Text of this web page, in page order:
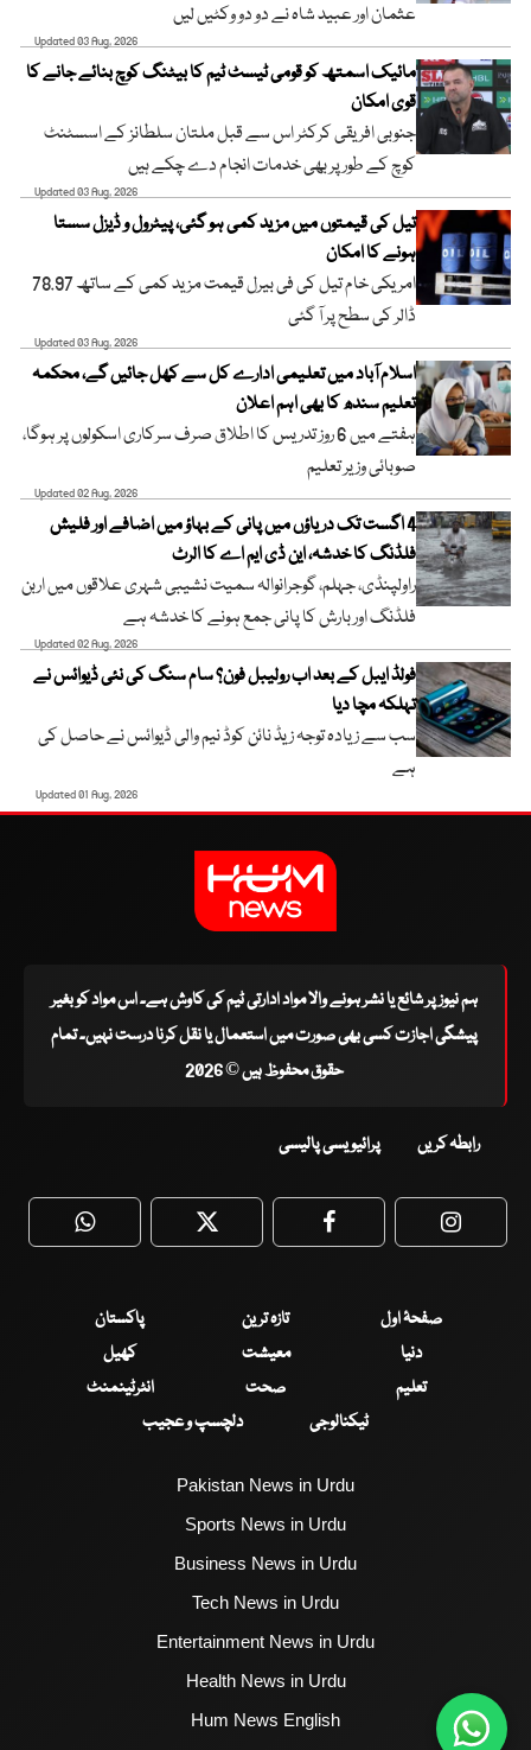
عثمان اور عبید شاہ نے دو دو وکٹیں لیں
Updated 03 Aug, 2026
مائیک اسمتھ کو قومی ٹیسٹ ٹیم کا بیٹنگ کوچ بنائے جانے کا
قوی امکان
جنوبی افریقی کرکٹر اس سے قبل ملتان سلطانز کے اسسٹنٹ
کوچ کے طور پر بھی خدمات انجام دے چکے ہیں
Updated 03 Aug, 2026
تیل کی قیمتوں میں مزید کمی ہو گئی، پیٹرول و ڈیزل سستا
ہونے کا امکان
امریکی خام تیل کی فی بیرل قیمت مزید کمی کے ساتھ 78.97
ڈالر کی سطح پر آ گئی
Updated 03 Aug, 2026
اسلام آباد میں تعلیمی ادارے کل سے کھل جائیں گے، محکمہ
تعلیم سندھ کا بھی اہم اعلان
ہفتے میں 6 روز تدریس کا اطلاق صرف سرکاری اسکولوں پر ہوگا،
صوبائی وزیر تعلیم
Updated 02 Aug, 2026
4 اگست تک دریاؤں میں پانی کے بہاؤ میں اضافے اور فلیش
فلڈنگ کا خدشہ، این ڈی ایم اے کا الرٹ
راولپنڈی، جہلم، گوجرانوالہ سمیت نشیبی شہری علاقوں میں اربن
فلڈنگ اور بارش کا پانی جمع ہونے کا خدشہ ہے
Updated 02 Aug, 2026
فولڈ ایبل کے بعد اب رولیبل فون؟ سام سنگ کی نئی ڈیوائس نے
تہلکہ مچا دیا
سب سے زیادہ توجہ زیڈ نائن کوڈ نیم والی ڈیوائس نے حاصل کی
ہے
Updated 01 Aug, 2026
ہم نیوز پر شائع یا نشر ہونے والا مواد ادارتی ٹیم کی کاوش ہے۔ اس مواد کو بغیر
پیشگی اجازت کسی بھی صورت میں استعمال یا نقل کرنا درست نہیں۔ تمام
حقوق محفوظ ہیں © 2026
رابطہ کریں پرائیویسی پالیسی
WhatsApp Twitter Facebook
صفحۂ اول تازہ ترین
پاکستان
دنیا
معیشت
کھیل
تعلیم
صحت
انٹرٹینمنٹ
ٹیکنالوجی
دلچسپ و عجیب
Pakistan News in Urdu
Sports News in Urdu
Business News in Urdu
Tech News in Urdu
Entertainment News in Urdu
Health News in Urdu
Hum News English